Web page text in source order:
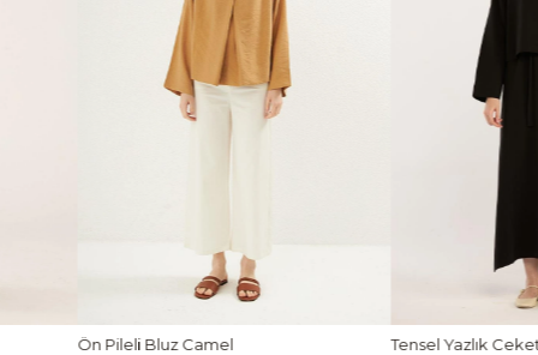
Tensel Yazlık Ceket Siyah Tensel Jile Elbise